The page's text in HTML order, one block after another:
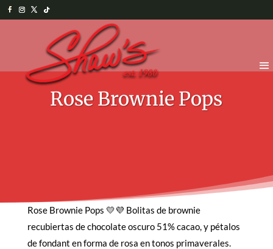
Rose Brownie Pops
Rose Brownie Pops 💛💜 Bolitas de brownie
recubiertas de chocolate oscuro 51% cacao, y pétalos
de fondant en forma de rosa en tonos primaverales.